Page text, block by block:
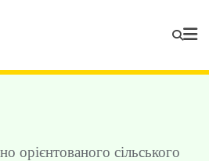
орієнтованого сільського